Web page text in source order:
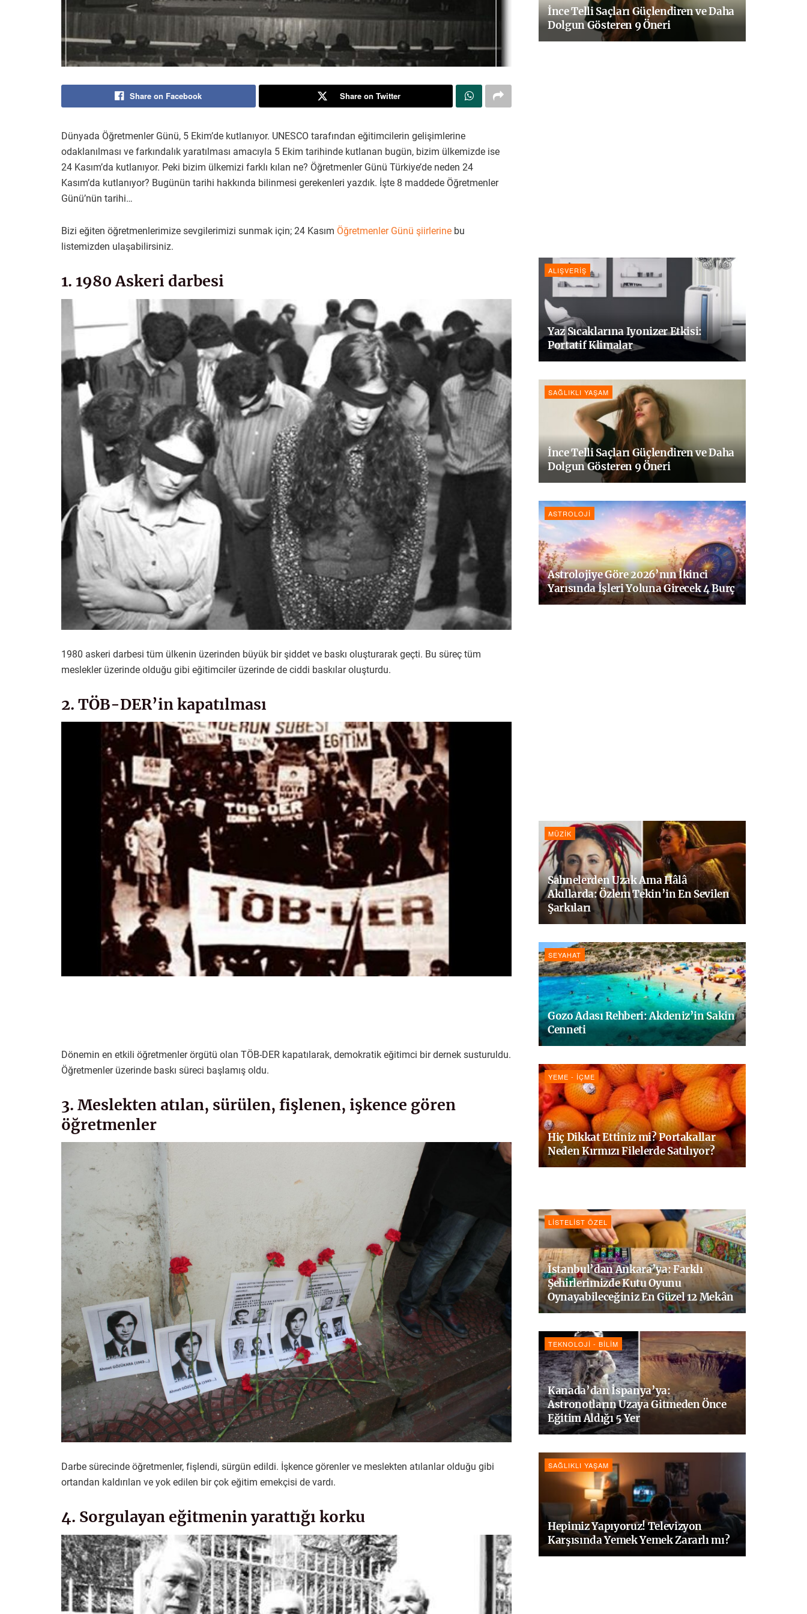
Share on Facebook Share on Twitter
Dünyada Öğretmenler Günü, 5 Ekim’de kutlanıyor. UNESCO tarafından eğitimcilerin gelişimlerine
odaklanılması ve farkındalık yaratılması amacıyla 5 Ekim tarihinde kutlanan bugün, bizim ülkemizde ise
24 Kasım’da kutlanıyor. Peki bizim ülkemizi farklı kılan ne? Öğretmenler Günü Türkiye’de neden 24
Kasım’da kutlanıyor? Bugünün tarihi hakkında bilinmesi gerekenleri yazdık. İşte 8 maddede Öğretmenler
Günü’nün tarihi…
Bizi eğiten öğretmenlerimize sevgilerimizi sunmak için; 24 Kasım Öğretmenler Günü şiirlerine bu
listemizden ulaşabilirsiniz.
1. 1980 Askeri darbesi
1980 askeri darbesi tüm ülkenin üzerinden büyük bir şiddet ve baskı oluşturarak geçti. Bu süreç tüm
meslekler üzerinde olduğu gibi eğitimciler üzerinde de ciddi baskılar oluşturdu.
2. TÖB-DER’in kapatılması
Dönemin en etkili öğretmenler örgütü olan TÖB-DER kapatılarak, demokratik eğitimci bir dernek susturuldu.
Öğretmenler üzerinde baskı süreci başlamış oldu.
3. Meslekten atılan, sürülen, fişlenen, işkence gören
öğretmenler
Darbe sürecinde öğretmenler, fişlendi, sürgün edildi. İşkence görenler ve meslekten atılanlar olduğu gibi
ortandan kaldırılan ve yok edilen bir çok eğitim emekçisi de vardı.
4. Sorgulayan eğitmenin yarattığı korku
İnce Telli Saçları Güçlendiren ve Daha
Dolgun Gösteren 9 Öneri
ALIŞVERIŞ
Yaz Sıcaklarına Iyonizer Etkisi:
Portatif Klimalar
SAĞLIKLI YAŞAM
İnce Telli Saçları Güçlendiren ve Daha
Dolgun Gösteren 9 Öneri
ASTROLOJI
Astrolojiye Göre 2026’nın İkinci
Yarısında İşleri Yoluna Girecek 4 Burç
MÜZIK
Sahnelerden Uzak Ama Hâlâ
Akıllarda: Özlem Tekin’in En Sevilen
Şarkıları
SEYAHAT
Gozo Adası Rehberi: Akdeniz’in Sakin
Cenneti
YEME - İÇME
Hiç Dikkat Ettiniz mi? Portakallar
Neden Kırmızı Filelerde Satılıyor?
LISTELIST ÖZEL
İstanbul’dan Ankara’ya: Farklı
Şehirlerimizde Kutu Oyunu
Oynayabileceğiniz En Güzel 12 Mekân
TEKNOLOJI - BILIM
Kanada’dan İspanya’ya:
Astronotların Uzaya Gitmeden Önce
Eğitim Aldığı 5 Yer
SAĞLIKLI YAŞAM
Hepimiz Yapıyoruz! Televizyon
Karşısında Yemek Yemek Zararlı mı?